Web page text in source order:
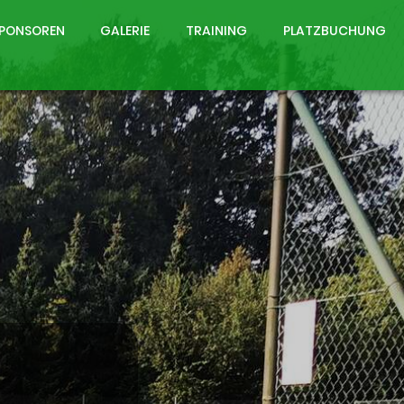
GALERIE TRAINING PLATZBUCHUNG